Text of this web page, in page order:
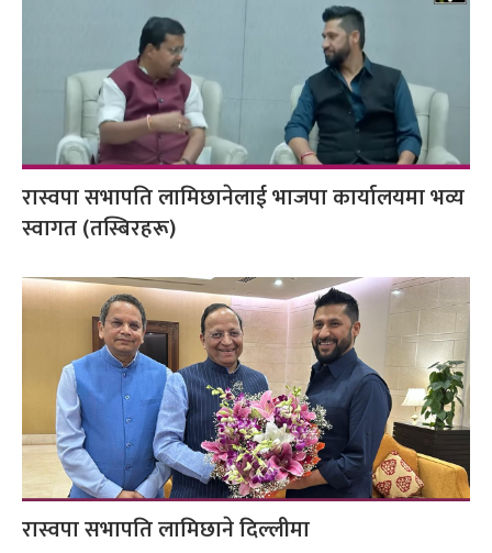
रास्वपा सभापति लामिछानेलाई भाजपा कार्यालयमा भव्य
स्वागत (तस्बिरहरू)
रास्वपा सभापति लामिछाने दिल्लीमा